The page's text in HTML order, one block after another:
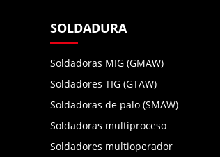
SOLDADURA
Soldadoras MIG (GMAW)
Soldadores TIG (GTAW)
Soldadoras de palo (SMAW)
Soldadoras multiproceso
Soldadores multioperador